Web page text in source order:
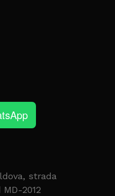
strada
2012